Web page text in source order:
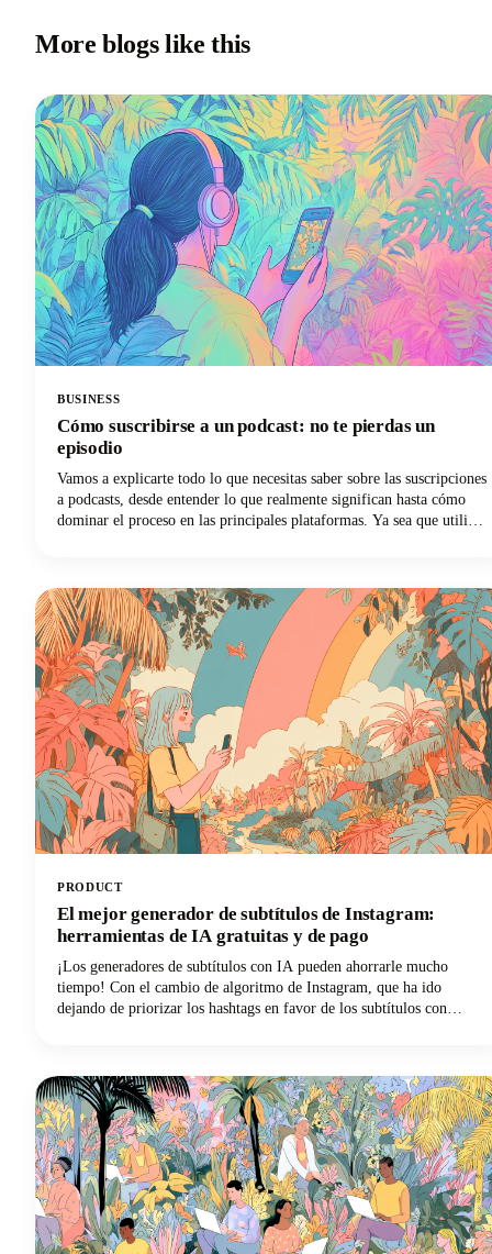
More blogs like this
BUSINESS
Cómo suscribirse a un podcast: no te pierdas un
episodio
Vamos a explicarte todo lo que necesitas saber sobre las suscripciones
a podcasts, desde entender lo que realmente significan hasta cómo
dominar el proceso en las principales plataformas. Ya sea que utilices
PRODUCT
El mejor generador de subtítulos de Instagram:
herramientas de IA gratuitas y de pago
¡Los generadores de subtítulos con IA pueden ahorrarle mucho
tiempo! Con el cambio de algoritmo de Instagram, que ha ido
dejando de priorizar los hashtags en favor de los subtítulos con
buscan ser descubiertos. En esta guía se explican los principales
generadores de subtítulos de Instagram gratuitos y de pago y cómo
utilizarlos de forma eficaz para crear subtítulos que generen
resultados reales.